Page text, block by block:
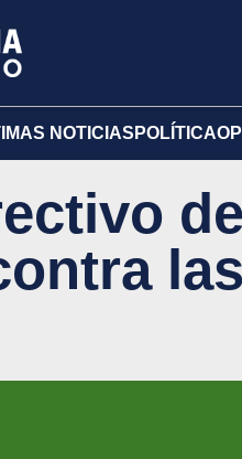
NOTICIAS POLÍTICA